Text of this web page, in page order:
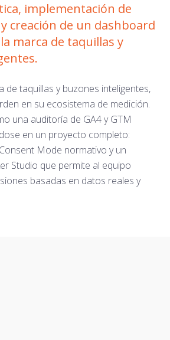
implementación de
creación de un dashboard
marca de taquillas y
de taquillas y buzones inteligentes,
en su ecosistema de medición.
una auditoría de GA4 y GTM
en un proyecto completo:
Mode normativo y un
Studio que permite al equipo
basadas en datos reales y